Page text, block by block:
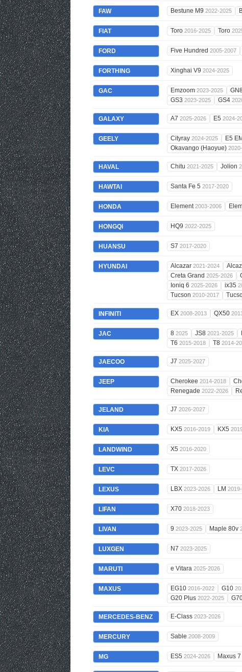
FAW Bestune M9 2022-2025
FIAT Toro 2016-2025 Toro
FORD Five Hundred 2005-2007
FORTHING Xinghai V9 2024-2025
GAC Emzoom 2023-2025
GS3 2023-2025 GS4
GALAXY A7 2025-2026 E5 2024-
GEELY Cityray 2024-2025 E5
Okavango (Haoyue)
HAVAL Chitu 2021-2025 Jolion
HAWTAI Santa Fe 5 2017-2020
HONDA Element2003-2006
HONGQI HQ9 2022-2025
HUANSU S7 2017-2020
HYUNDAI Alcazar 2021-2024
Creta Grand 2025-2026
Ioniq 6 2025-2026 ix35
Tucson 2010-2017
INFINITI EX 2008-2013 QX50
JAC 8 2025 JS8 2021-2025
T6 2015-2018 T8 2014-
JAECOO J7 2025-2027
JEEP Cherokee 2014-2018
Renegade 2022-2026
JELAND J7 2026-2027
KIA KX5 2016-2019 KX5
LANDWIND X5 2016-2020
LEVC TX 2017-2026
LEXUS LBX 2023-2026 LM
LIFAN X70 2018-2023
LIVAN 9 2023-2025 Maple 80v
LUXGEN N7 2023-2025
MARUTI e Vitara 2025-2026
MAXUS EG10 2016-2022 G10
G20 Plus 2022-2025
MERCEDES-BENZ E-Class 2023-2026
MERCURY Sable 2008-2009
MG ES5 2024-2026 Maxus 7